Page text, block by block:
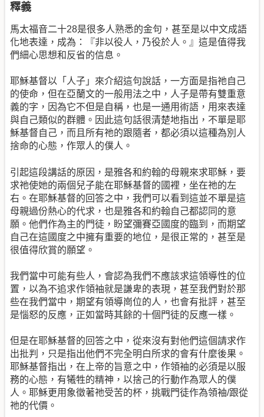
釋義
馬太福音二十28是很多人熟悉的金句，甚至是以中文成語
化地表達，成為：『非以役人，乃役於人。』這是值得我
們細心思想和反省的信息。
耶穌基督以「人子」來介紹這句說話，一方面是指祂自己
的使命，但在亞蘭文的一般用法之中，人子是帶有雙重意
義的字，因為它不但是自稱，也是一通用術語，用來表達
與自己類似的群體。因此這句話很清楚地指出，不單是耶
穌基督自己，而且所有祂的跟隨者，都必須以這種為別人
捨命的心態，作眾人的僕人。
引起這段講話的原因，是雅各和約翰的母親來求耶穌，要
求祂使她的兩個兒子能在耶穌基督的國裡，坐在祂的左
右。在耶穌基督的回答之中，我們可以看到這並不單是這
母親過份熱心的代求，也是雅各和約翰自己都認同的意
願。他們作為主的門徒，盼望彌賽亞國度的臨到，而期望
自己在這國度之中擁有重要的地位，是很正常的，甚至是
很值得欣賞的願望。
我們當中可能有些人，會認為我們不應該求這領導性的位
置，以為不追求作領袖就是謙卑的表現，甚至我們對於那
些在我們當中，期望有領導崗位的人，也會有批評，甚至
是惱怒的反應，正如當時其餘的十個門徒的反應一樣。
但是在耶穌基督的回答之中，從來沒有對他們這個請求作
出批判，只是指出他們不完全明白所求的會有什麼後果。
耶穌基督指出，在上帝的旨意之中，作領袖的必須是以服
務的心態，有犧牲的精神，以捨己的行動作為眾人的僕
人。耶穌更用象徵著祂受苦的杯，挑戰門徒作為領袖/跟從
祂的代價。